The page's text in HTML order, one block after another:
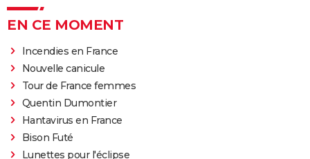
EN CE MOMENT
Incendies en France
Nouvelle canicule
Tour de France femmes
Quentin Dumontier
Hantavirus en France
Bison Futé
Lunettes pour l'éclipse